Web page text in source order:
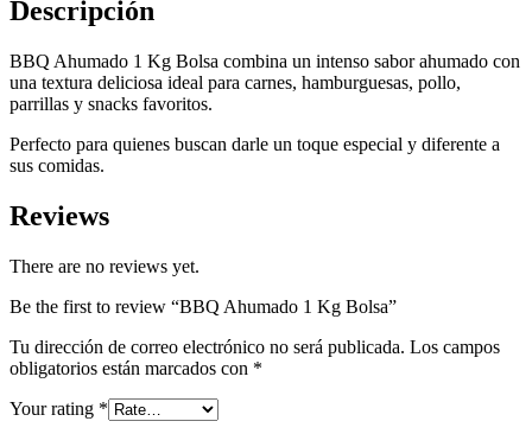
Descripción
BBQ Ahumado 1 Kg Bolsa combina un intenso sabor ahumado con
una textura deliciosa ideal para carnes, hamburguesas, pollo,
parrillas y snacks favoritos.
Perfecto para quienes buscan darle un toque especial y diferente a
sus comidas.
Reviews
There are no reviews yet.
Be the first to review “BBQ Ahumado 1 Kg Bolsa”
Tu dirección de correo electrónico no será publicada. Los campos
obligatorios están marcados con *
Your rating *